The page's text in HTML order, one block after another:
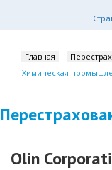
Главная
Химическая
Olin